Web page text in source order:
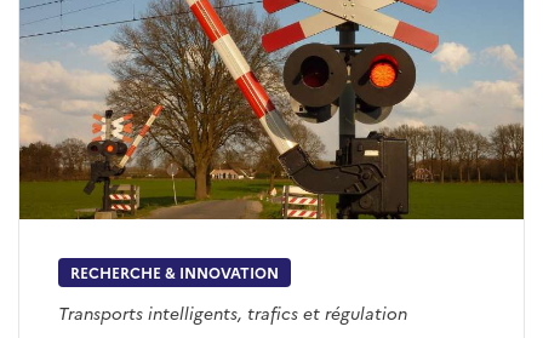
RECHERCHE & INNOVATION
Transports intelligents, trafics et régulation